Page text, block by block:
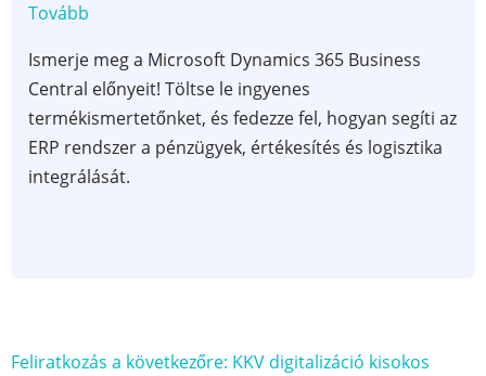
Tovább
Business
Central
termékismertető
–
Teljes
Ismerje meg a Microsoft Dynamics 365 Business
Central előnyeit! Töltse le ingyenes
termékismertetőnket, és fedezze fel, hogyan segíti az
ERP rendszer a pénzügyek, értékesítés és logisztika
integrálását.
Feliratkozás a következőre: KKV digitalizáció kisokos